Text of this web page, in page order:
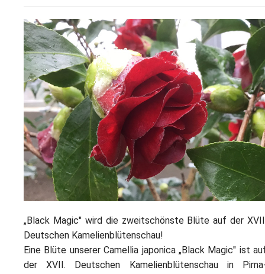
Dabeisein
Kontakt
„Black Magic" wird die zweitschönste Blüte auf der
Deutschen Kamelienblütenschau!
Eine Blüte unserer Camellia japonica „Black Magic" ist
der XVII. Deutschen Kamelienblütenschau in